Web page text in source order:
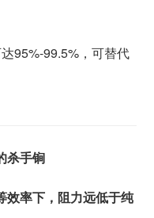
达95%-99.5%，可替代
杀手锏
效率下，阻力远低于纯